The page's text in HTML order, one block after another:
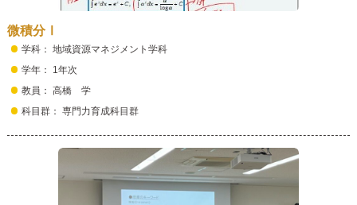
微積分Ⅰ
学科： 地域資源マネジメント学科
学年： 1年次
教員： 高橋 学
科目群： 専門力育成科目群